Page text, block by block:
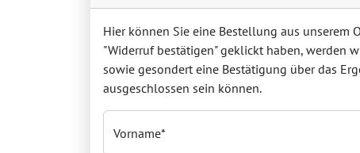
Hier können Sie eine Bestellung aus
"Widerruf bestätigen" geklickt haben, werden
sowie gesondert eine Bestätigung über das
ausgeschlossen sein können.
Vorname